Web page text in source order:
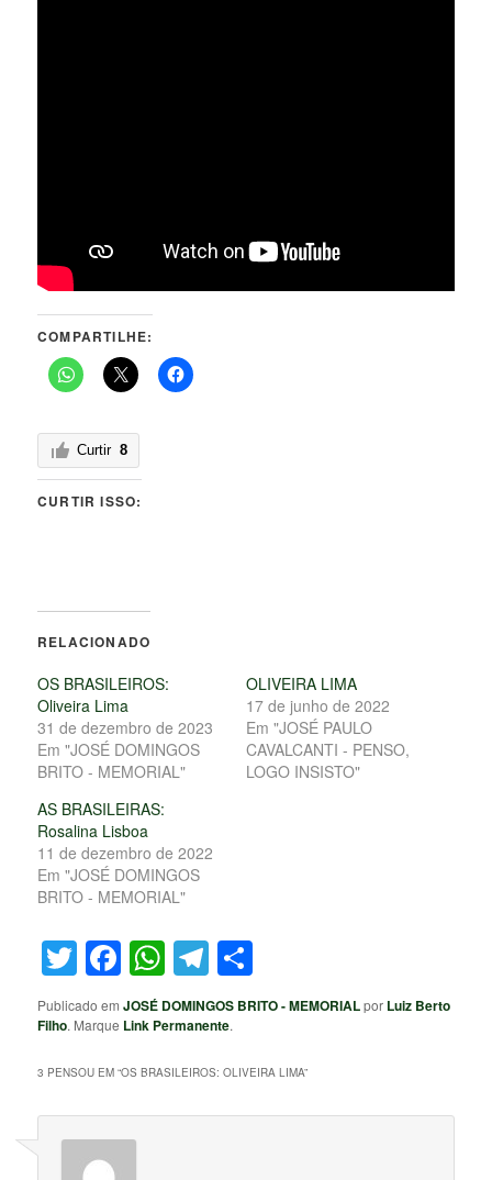
COMPARTILHE:
Curtir 8
CURTIR ISSO:
RELACIONADO
OS BRASILEIROS:
Oliveira Lima
31 de dezembro de 2023
Em "JOSÉ DOMINGOS
BRITO - MEMORIAL"
OLIVEIRA LIMA
17 de junho de 2022
Em "JOSÉ PAULO
CAVALCANTI - PENSO,
LOGO INSISTO"
AS BRASILEIRAS:
Rosalina Lisboa
11 de dezembro de 2022
Em "JOSÉ DOMINGOS
BRITO - MEMORIAL"
Twitter
Facebook
WhatsApp
Telegram
Publicado emJOSÉ DOMINGOS BRITO - MEMORIALpor Luiz Berto
Filho. Marque Link Permanente.
3 PENSOU EM “OS BRASILEIROS: OLIVEIRA LIMA”